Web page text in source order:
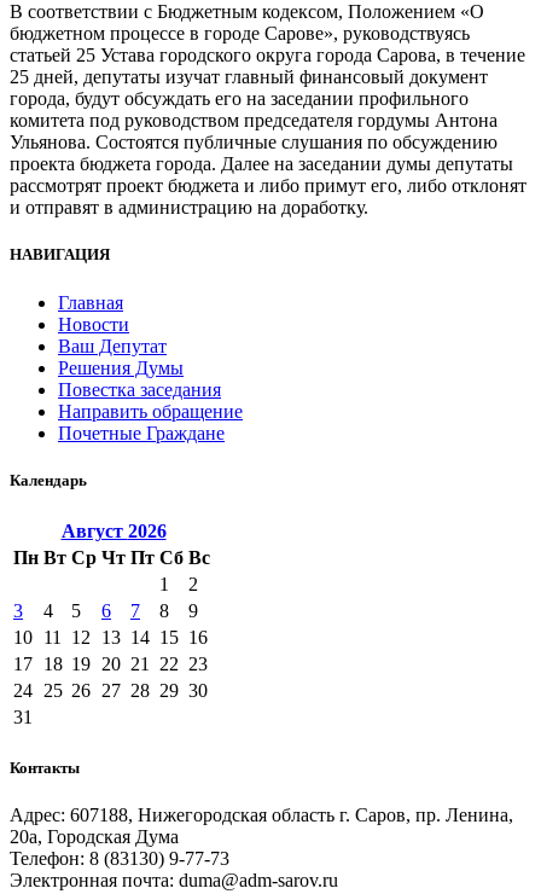
В соответствии с Бюджетным кодексом, Положением «О
бюджетном процессе в городе Сарове», руководствуясь
статьей 25 Устава городского округа города Сарова, в течение
25 дней, депутаты изучат главный финансовый документ
города, будут обсуждать его на заседании профильного
комитета под руководством председателя гордумы Антона
Ульянова. Состоятся публичные слушания по обсуждению
проекта бюджета города. Далее на заседании думы депутаты
рассмотрят проект бюджета и либо примут его, либо отклонят
и отправят в администрацию на доработку.
НАВИГАЦИЯ
Главная
Новости
Ваш Депутат
Решения Думы
Повестка заседания
Направить обращение
Почетные Граждане
Календарь
Август 2026
Пн Вт Ср Чт Пт Сб Вс
1
2
3
4 5 6 7 8
9
10 11 12 13 14 15 16
17 18 19 20 21 22 23
24 25 26 27 28 29 30
31
Контакты
Адрес: 607188, Нижегородская область г. Саров, пр. Ленина,
20а, Городская Дума
Телефон: 8 (83130) 9-77-73
Электронная почта: duma@adm-sarov.ru